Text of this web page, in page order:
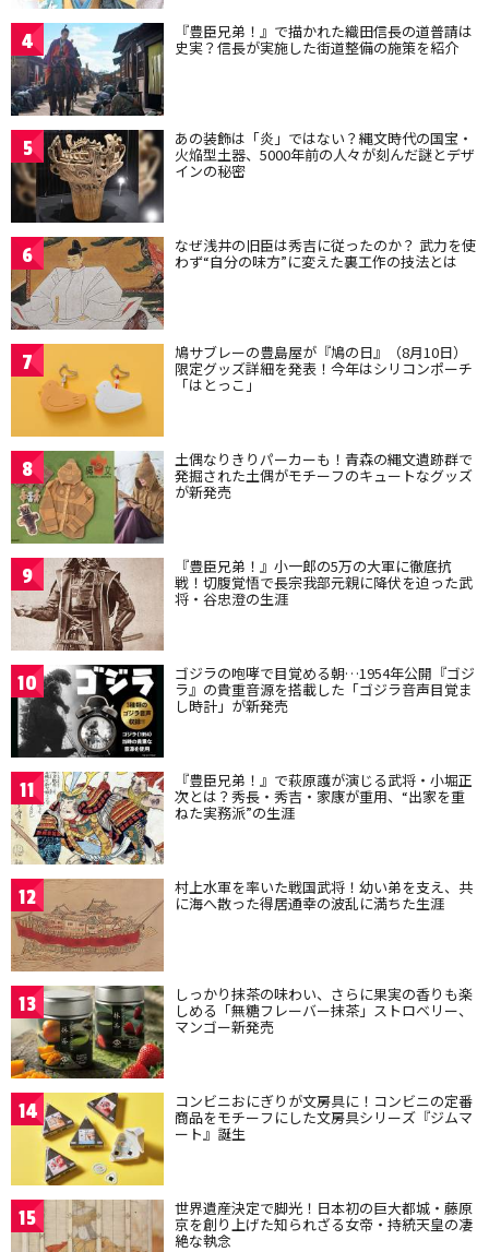
4 『豊臣兄弟！』で描かれた織田信長の道普請は
史実？信長が実施した街道整備の施策を紹介
5 あの装飾は「炎」ではない？縄文時代の国宝・
火焔型土器、5000年前の人々が刻んだ謎とデザ
インの秘密
6 なぜ浅井の旧臣は秀吉に従ったのか？ 武力を使
わず“自分の味方”に変えた裏工作の技法とは
7 鳩サブレーの豊島屋が『鳩の日』（8月10日）
限定グッズ詳細を発表！今年はシリコンポーチ
「はとっこ」
8 土偶なりきりパーカーも！青森の縄文遺跡群で
発掘された土偶がモチーフのキュートなグッズ
が新発売
9 『豊臣兄弟！』小一郎の5万の大軍に徹底抗
戦！切腹覚悟で長宗我部元親に降伏を迫った武
将・谷忠澄の生涯
10 ゴジラの咆哮で目覚める朝…1954年公開『ゴジ
ラ』の貴重音源を搭載した「ゴジラ音声目覚ま
し時計」が新発売
11 『豊臣兄弟！』で萩原護が演じる武将・小堀正
次とは？秀長・秀吉・家康が重用、“出家を重
ねた実務派”の生涯
12 村上水軍を率いた戦国武将！幼い弟を支え、共
に海へ散った得居通幸の波乱に満ちた生涯
13 しっかり抹茶の味わい、さらに果実の香りも楽
しめる「無糖フレーバー抹茶」ストロベリー、
マンゴー新発売
14 コンビニおにぎりが文房具に！コンビニの定番
商品をモチーフにした文房具シリーズ『ジムマ
ート』誕生
15 世界遺産決定で脚光！日本初の巨大都城・藤原
京を創り上げた知られざる女帝・持統天皇の凄
絶な執念